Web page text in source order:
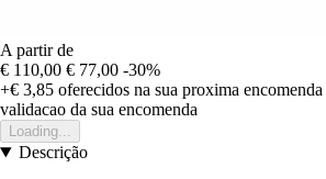
A partir de
€ 110,00 € 77,00 -30%
+€ 3,85 oferecidos na sua proxima encomenda
validacao da sua encomenda
Loading...
Descrição